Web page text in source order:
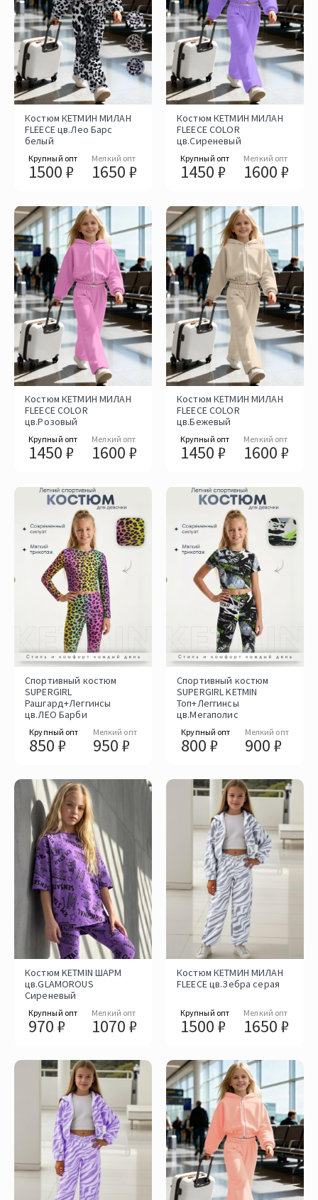
Костюм КЕТМИН МИЛАН
FLEECE цв.Лео Барс
белый
Крупный опт
1500 ₽
Мелкий опт
1650 ₽
Костюм КЕТМИН МИЛАН
FLEECE COLOR
цв.Сиреневый
Крупный опт
1450 ₽
Мелкий опт
1600 ₽
Костюм КЕТМИН МИЛАН
FLEECE COLOR
цв.Розовый
Крупный опт
1450 ₽
Мелкий опт
1600 ₽
Костюм КЕТМИН МИЛАН
FLEECE COLOR
цв.Бежевый
Крупный опт
1450 ₽
Мелкий опт
1600 ₽
Спортивный костюм
SUPERGIRL
Рашгард+Леггинсы
цв.ЛЕО Барби
Крупный опт
850 ₽
Мелкий опт
950 ₽
Спортивный костюм
SUPERGIRL KETMIN
Топ+Леггинсы
цв.Мегаполис
Крупный опт
800 ₽
Мелкий опт
900 ₽
Костюм KETMIN ШАРМ
цв.GLAMOROUS
Сиреневый
Крупный опт
970 ₽
Мелкий опт
1070 ₽
Костюм КЕТМИН МИЛАН
FLEECE цв.Зебра серая
Крупный опт
1500 ₽
Мелкий опт
1650 ₽